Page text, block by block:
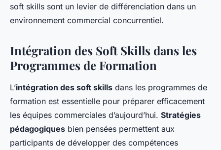
soft skills sont un levier de différenciation dans un
environnement commercial concurrentiel.
Intégration des Soft Skills dans les
Programmes de Formation
L’intégration des soft skills dans les programmes de
formation est essentielle pour préparer efficacement
les équipes commerciales d’aujourd’hui. Stratégies
pédagogiques bien pensées permettent aux
participants de développer des compétences